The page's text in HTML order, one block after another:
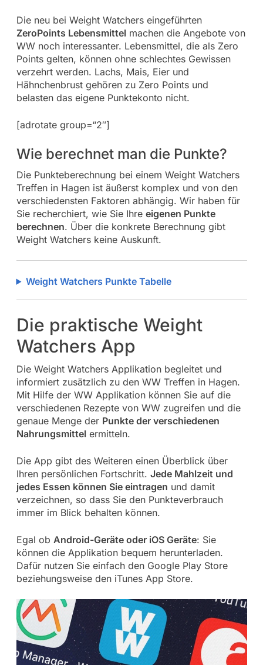
Die neu bei Weight Watchers eingeführten
ZeroPoints Lebensmittel machen die Angebote von
WW noch interessanter. Lebensmittel, die als Zero
Points gelten, können ohne schlechtes Gewissen
verzehrt werden. Lachs, Mais, Eier und
Hähnchenbrust gehören zu Zero Points und
belasten das eigene Punktekonto nicht.
[adrotate group=“2″]
Wie berechnet man die Punkte?
Die Punkteberechnung bei einem Weight Watchers
Treffen in Hagen ist äußerst komplex und von den
verschiedensten Faktoren abhängig. Wir haben für
Sie recherchiert, wie Sie Ihre eigenen Punkte
berechnen. Über die konkrete Berechnung gibt
Weight Watchers keine Auskunft.
Weight Watchers Punkte Tabelle
Die praktische Weight
Watchers App
Die Weight Watchers Applikation begleitet und
informiert zusätzlich zu den WW Treffen in Hagen.
Mit Hilfe der WW Applikation können Sie auf die
verschiedenen Rezepte von WW zugreifen und die
genaue Menge der Punkte der verschiedenen
Nahrungsmittel ermitteln.
Die App gibt des Weiteren einen Überblick über
Ihren persönlichen Fortschritt. Jede Mahlzeit und
jedes Essen können Sie eintragen und damit
verzeichnen, so dass Sie den Punkteverbrauch
immer im Blick behalten können.
Egal ob Android-Geräte oder iOS Geräte: Sie
können die Applikation bequem herunterladen.
Dafür nutzen Sie einfach den Google Play Store
beziehungsweise den iTunes App Store.